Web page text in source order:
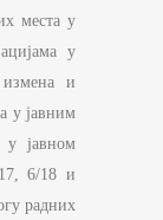
места у
у
и
у јавним
у јавном
6/18 и
радних